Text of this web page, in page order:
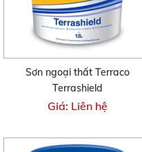
Sơn ngoại thất Terraco
Terrashield
Giá: Liên hệ